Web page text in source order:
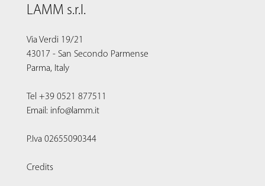
LAMM s.r.l.
Via Verdi 19/21
43017 - San Secondo Parmense
Parma, Italy
Tel +39 0521 877511
Email: info@lamm.it
P.Iva 02655090344
Credits